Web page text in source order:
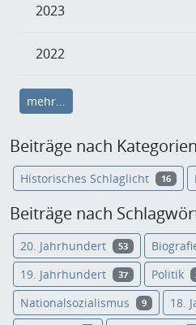
2023
2022
mehr...
Beiträge nach Kategorien
Historisches Schlaglicht 16
Beiträge nach
20. Jahrhundert 53
19. Jahrhundert 37 Politik
Nationalsozialismus 9 18.